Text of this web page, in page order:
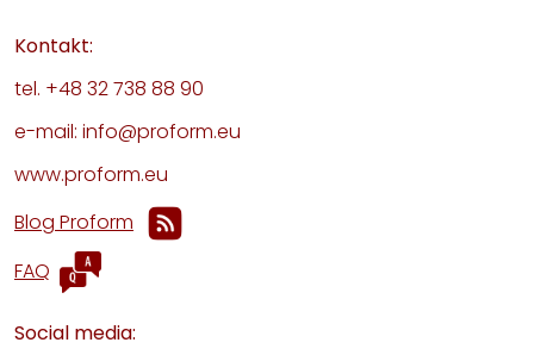
Kontakt:
tel. +48 32 738 88 90
e-mail: info@proform.eu
www.proform.eu
Blog Proform
FAQ
Social media: